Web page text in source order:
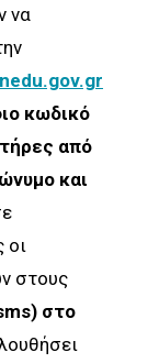
να
κωδικό
από
και
οι
στους
στο